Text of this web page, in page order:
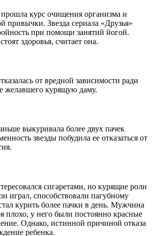
курс очищения организма и
привычки. Звезда сериала «Друзья»
при помощи занятий йогой.
здоровья, считает она.
от вредной зависимости ради
желавшего курящую даму.
выкуривала более двух пачек
звезды побудила ее отказаться от
сигаретами, но курящие роли
играл, способствовали пагубному
курить более пачки в день. Мужчина
плохо, у него были постоянно красные
Однако, истинной причиной отказа
ребенка.